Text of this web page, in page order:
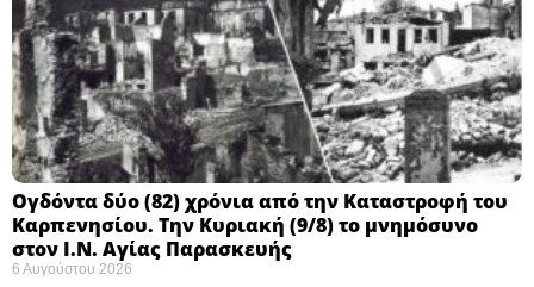
Ογδόντα δύο (82) χρόνια από την Καταστροφή του
Καρπενησίου. Την Κυριακή (9/8) το μνημόσυνο
στον Ι.Ν. Αγίας Παρασκευής
6 Αυγούστου 2026